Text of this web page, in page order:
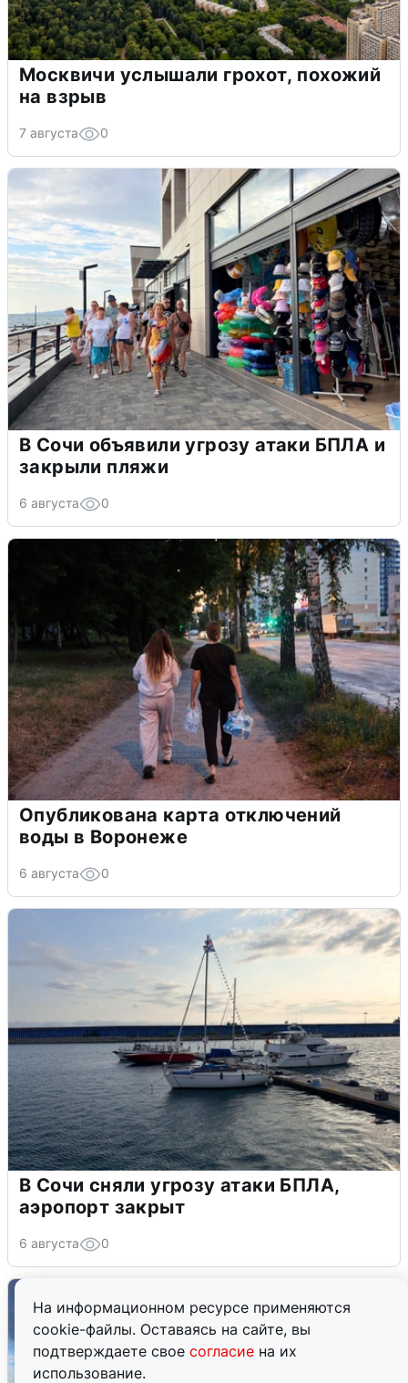
На информационном ресурсе применяются
cookie-файлы. Оставаясь на сайте, вы
подтверждаете свое согласие на их
использование.
Москвичи услышали грохот, похожий
на взрыв
7 августа 0
В Сочи объявили угрозу атаки БПЛА и
закрыли пляжи
6 августа 0
Опубликована карта отключений
воды в Воронеже
6 августа 0
В Сочи сняли угрозу атаки БПЛА,
аэропорт закрыт
6 августа 0